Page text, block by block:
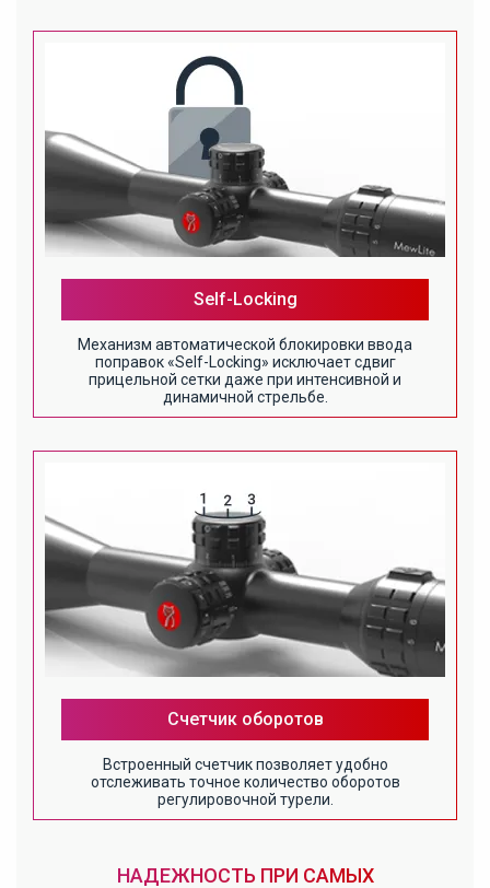
Self-Locking
Механизм автоматической блокировки ввода
поправок «Self-Locking» исключает сдвиг
прицельной сетки даже при интенсивной и
динамичной стрельбе.
Счетчик оборотов
Встроенный счетчик позволяет удобно
отслеживать точное количество оборотов
регулировочной турели.
НАДЕЖНОСТЬ ПРИ САМЫХ